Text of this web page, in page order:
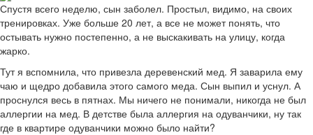
Спустя всего неделю, сын заболел. Простыл, видимо, на своих
тренировках. Уже больше 20 лет, а все не может понять, что
остывать нужно постепенно, а не выскакивать на улицу, когда
жарко.
Тут я вспомнила, что привезла деревенский мед. Я заварила ему
чаю и щедро добавила этого самого меда. Сын выпил и уснул. А
проснулся весь в пятнах. Мы ничего не понимали, никогда не был
аллергии на мед. В детстве была аллергия на одуванчики, ну так
где в квартире одуванчики можно было найти?